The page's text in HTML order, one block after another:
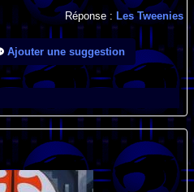
Réponse : Les Tweenies
Ajouter une suggestion